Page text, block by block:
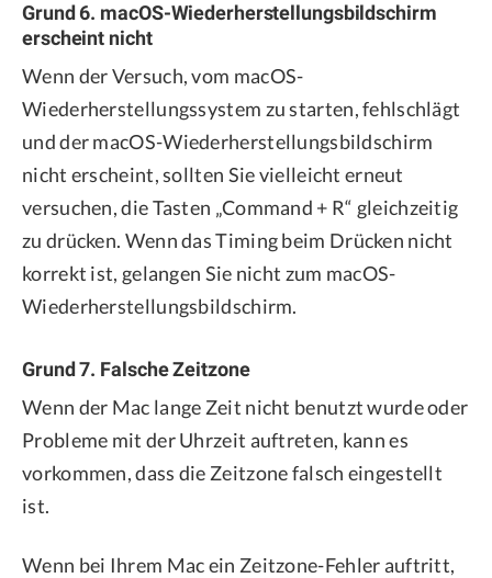
Grund 6. macOS-Wiederherstellungsbildschirm
erscheint nicht
Wenn der Versuch, vom macOS-
Wiederherstellungssystem zu starten, fehlschlägt
und der macOS-Wiederherstellungsbildschirm
nicht erscheint, sollten Sie vielleicht erneut
versuchen, die Tasten „Command + R“ gleichzeitig
zu drücken. Wenn das Timing beim Drücken nicht
korrekt ist, gelangen Sie nicht zum macOS-
Wiederherstellungsbildschirm.
Grund 7. Falsche Zeitzone
Wenn der Mac lange Zeit nicht benutzt wurde oder
Probleme mit der Uhrzeit auftreten, kann es
vorkommen, dass die Zeitzone falsch eingestellt
ist.
Wenn bei Ihrem Mac ein Zeitzone-Fehler auftritt,